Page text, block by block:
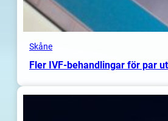
Skåne
Fler IVF-behandlingar för par